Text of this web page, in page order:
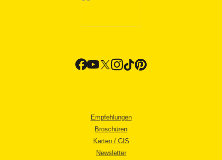
Empfehlungen
Broschüren
Karten / GIS
Newsletter